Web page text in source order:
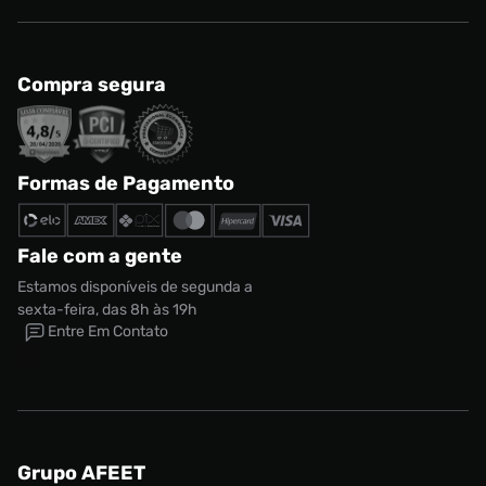
Compra segura
Formas de Pagamento
Fale com a gente
Estamos disponíveis de segunda a
sexta-feira, das 8h às 19h
Entre Em Contato
Grupo AFEET